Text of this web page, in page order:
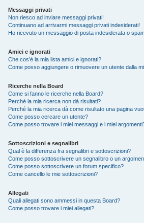
Messaggi privati
Non riesco ad inviare messaggi privati!
Continuano ad arrivarmi messaggi privati indesiderati!
Ho ricevuto un messaggio di posta indesiderata o
Amici e ignorati
Che cos’è la mia lista amici e ignorati?
Come posso aggiungere o rimuovere un utente dalla
Ricerche nella Board
Come si fanno le ricerche nella Board?
Perché la mia ricerca non dà risultati?
Perché la mia ricerca dà come risultato una pagina
Come posso cercare un utente?
Come posso trovare i miei messaggi e i miei
Sottoscrizioni e segnalibri
Qual è la differenza fra segnalibri e sottoscrizioni?
Come posso sottoscrivere un segnalibro o un
Come posso sottoscrivere un forum specifico?
Come cancello le mie sottoscrizioni?
Allegati
Quali allegati sono ammessi in questa Board?
Come posso trovare i miei allegati?